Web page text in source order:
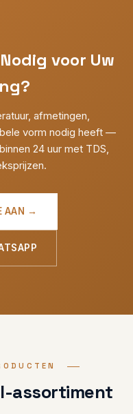
voor Uw
afmetingen,
vorm nodig heeft —
24 uur met TDS,
AAN →
assortiment